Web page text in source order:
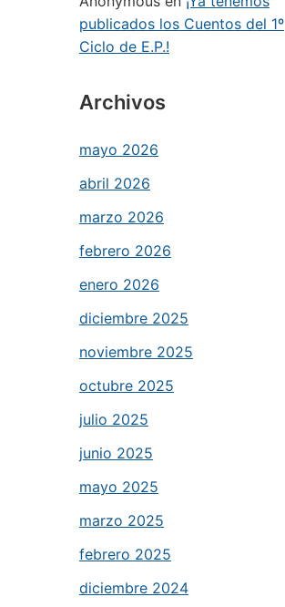
publicados los Cuentos del 1º
Ciclo de E.P.!
Archivos
mayo 2026
abril 2026
marzo 2026
febrero 2026
enero 2026
diciembre 2025
noviembre 2025
octubre 2025
julio 2025
junio 2025
mayo 2025
marzo 2025
febrero 2025
diciembre 2024